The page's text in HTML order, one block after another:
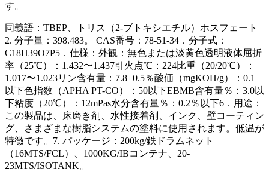
す。
同義語：TBEP、トリス（2-ブトキシエチル）ホスフェート
2. 分子量：398.483。 CAS番号：78-51-34．分子式：
C18H39O7P5．仕様：外観：無色または淡黄色透明液体屈折
率（25℃）：1.432〜1.437引火点℃：224比重（20/20℃）：
1.017〜1.023リン含有量：7.8±0.5％酸価（mgKOH/g）：0.1
以下色指数（APHA PT-CO）：50以下EBMB含有量％：3.0以
下粘度（20℃）：12mPas水分含有量％：0.2％以下6．用途：
この製品は、床磨き剤、水性接着剤、インク、壁コーティン
グ、さまざまな樹脂システムの塗料に使用されます。低温が
特徴です。7. パッケージ：200kg/鉄ドラムネット
（16MTS/FCL）、1000KG/IBコンテナ、20-
23MTS/ISOTANK。